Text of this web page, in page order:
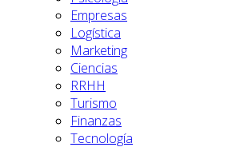
Empresas
Logística
Marketing
Ciencias
RRHH
Turismo
Finanzas
Tecnología